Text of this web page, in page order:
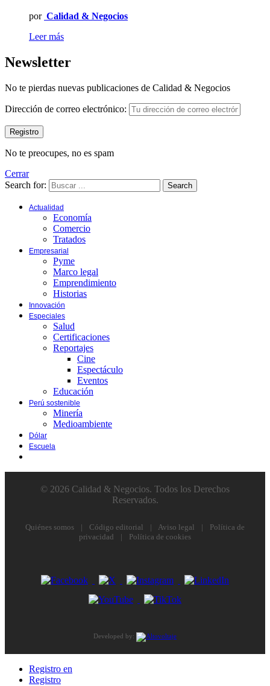
por Calidad & Negocios
Leer más
Newsletter
No te pierdas nuevas publicaciones de Calidad & Negocios
Dirección de correo electrónico:
No te preocupes, no es spam
Cerrar
Search for:
Search
Actualidad
Economía
Comercio
Tratados
Empresarial
Pyme
Marco legal
Emprendimiento
Historias
Innovación
Especiales
Salud
Certificaciones
Reportajes
Cine
Espectáculo
Eventos
Educación
Perú sostenible
Minería
Medioambiente
Dólar
Escuela
© 2026 Calidad & Negocios. Todos los Derechos
Reservados.
Quiénes somos | Código editorial | Aviso legal |
Política de
privacidad
| Política de cookies
Developed by:
Registro en
Registro